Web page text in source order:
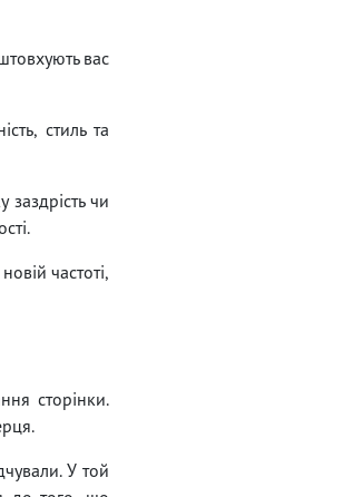
вас
стиль та
чи
частоті,
сторінки.
У той